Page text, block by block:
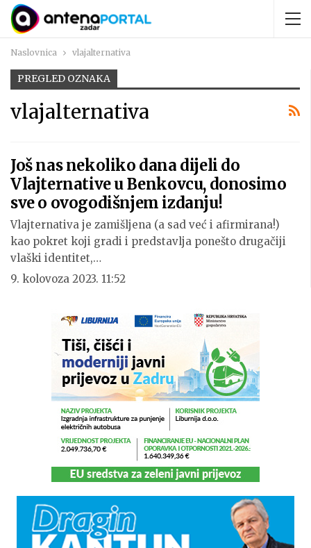
Naslovnica vlajalternativa
PREGLED OZNAKA
vlajalternativa
Još nas nekoliko dana dijeli do
Vlajternative u Benkovcu, donosimo
sve o ovogodišnjem izdanju!
Vlajternativa je zamišljena (a sad već i afirmirana!)
kao pokret koji gradi i predstavlja ponešto drugačiji
vlaški identitet,…
9. kolovoza 2023. 11:52